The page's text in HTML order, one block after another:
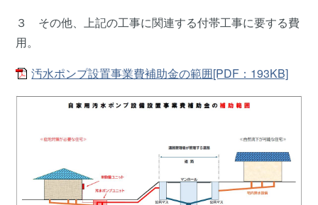
３ その他、上記の工事に関連する付帯工事に要する費
用。
汚水ポンプ設置事業費補助金の範囲[PDF：193KB]